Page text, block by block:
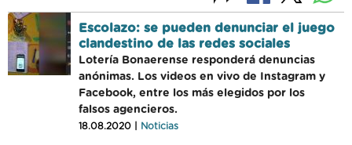
Escolazo: se pueden denunciar el juego
clandestino de las redes sociales
Lotería Bonaerense responderá denuncias
anónimas. Los videos en vivo de Instagram y
Facebook, entre los más elegidos por los
falsos agencieros.
18.08.2020 | Noticias